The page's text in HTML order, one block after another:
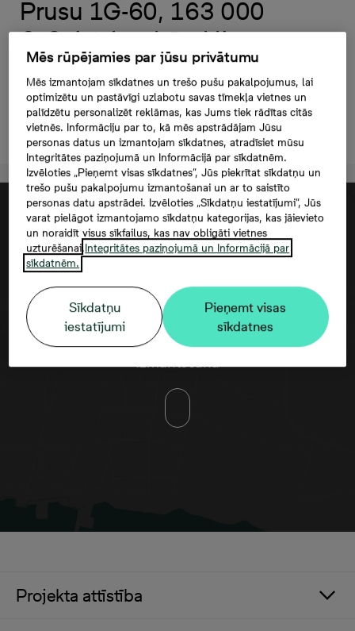
Prusu 1G-60, 163 000
€, 3 -istabu dzīvoklis,
Platība 68,3 m²
Atstāt kontaktinformāciju
Google maps trešās puses datu
izmantošana
Projekta attīstība
Mēs rūpējamies par jūsu privātumu
Mēs izmantojam sīkdatnes un trešo pušu pakalpojumus, lai
optimizētu un pastāvīgi uzlabotu savas tīmekļa vietnes un
palīdzētu personalizēt reklāmas, kas Jums tiek rādītas citās
vietnēs. Informāciju par to, kā mēs apstrādājam Jūsu
personas datus un izmantojam sīkdatnes, atradīsiet mūsu
Integritātes paziņojumā un Informācijā par sīkdatnēm.
Izvēloties „Pieņemt visas sīkdatnes”, Jūs piekrītat sīkdatņu un
trešo pušu pakalpojumu izmantošanai un ar to saistīto
personas datu apstrādei. Izvēloties „Sīkdatņu iestatījumi”, Jūs
varat pielāgot izmantojamo sīkdatņu kategorijas, kas jāievieto
un noraidīt visus sīkfailus, kas nav obligāti vietnes
uzturēšanai.Integritātes paziņojumā un Informācijā par
sīkdatnēm.
Sīkdatņu
iestatījumi
Pieņemt visas
sīkdatnes